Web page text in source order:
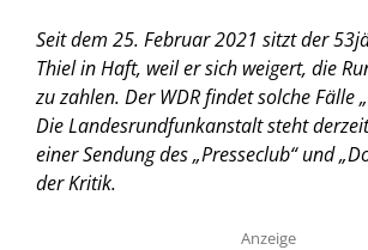
Seit dem 25. Februar 2021 sitzt der
Thiel in Haft, weil er sich weigert, die
zu zahlen. Der WDR findet solche Fälle
Die Landesrundfunkanstalt steht
einer Sendung des „Presseclub“ und
der Kritik.
Anzeige